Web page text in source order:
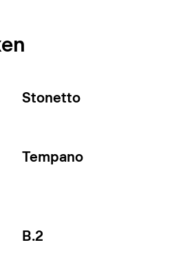
Stonetto
Tempano
B.2